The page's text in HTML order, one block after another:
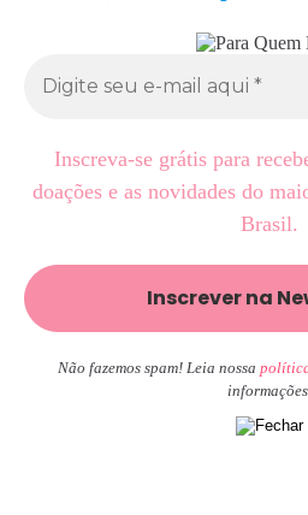
Inscreva-se grátis para
doações e as novidades do
Brasil.
Não fazemos spam! Leia nossa
informações.